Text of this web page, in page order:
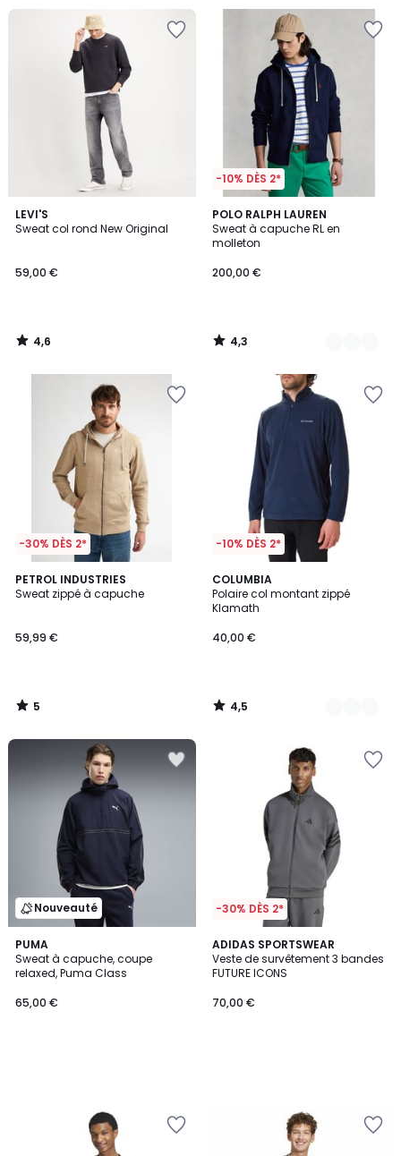
LEVI'S
Sweat col rond New Original
59,00 €
4,6
/ 5
4,6
/
-10% DÈS 2*
POLO RALPH LAUREN
Sweat à capuche RL en
molleton
200,00 €
4,3
/ 5
3
Couleurs
4,3
/
-30% DÈS 2*
PETROL INDUSTRIES
Sweat zippé à capuche
59,99 €
5
/
5
/
-10% DÈS 2*
COLUMBIA
Polaire col montant zippé
Klamath
40,00 €
4,5
/ 5
4
Couleurs
4,5
/
Nouveauté
PUMA
Sweat à capuche, coupe
relaxed, Puma Class
65,00 €
-30% DÈS 2*
ADIDAS SPORTSWEAR
Veste de survêtement 3 bandes
FUTURE ICONS
70,00 €